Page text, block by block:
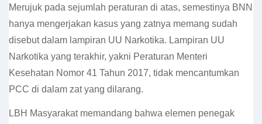
Merujuk pada sejumlah peraturan di atas, semestinya BNN
hanya mengerjakan kasus yang zatnya memang sudah
disebut dalam lampiran UU Narkotika. Lampiran UU
Narkotika yang terakhir, yakni Peraturan Menteri
Kesehatan Nomor 41 Tahun 2017, tidak mencantumkan
PCC di dalam zat yang dilarang.
LBH Masyarakat memandang bahwa elemen penegak